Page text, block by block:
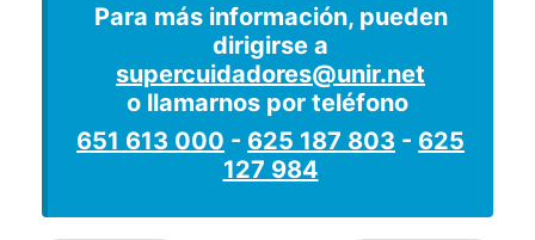
Para más información, pueden
dirigirse a
supercuidadores@unir.net
o llamarnos por teléfono
651 613 000 - 625 187 803 - 625
127 984